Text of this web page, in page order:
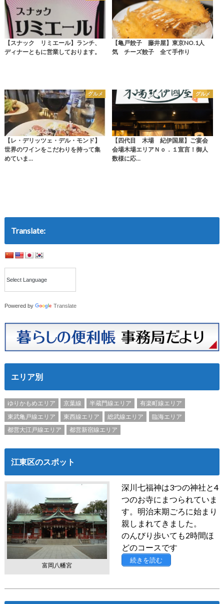
【スナック リミエール】ランチ、
ディナーともに営業しております。
【亀戸餃子 藤井屋】東京NO.1人
気 チーズ餃子 全て手作り
グルメ
【レ・デリッツェ・デル・モンド】
世界のワインをこだわりを持って集
めていま…
グルメ
【四代目 木場 紀伊国屋】ご宴会
会場木場エリアＮｏ．１宣言！御人
数様に応…
Translate:
Powered by Translate
エリア別
ゆりかもめエリア 京葉線 半蔵門線エリア
有楽町線エリア
東武亀戸線エリア
東西線エリア 総武線エリア
臨海エリア
都営大江戸線エリア
都営新宿線エリア
江東区のスポット
富岡八幡宮
深川七福神は3つの神社と4
つのお寺にまつられていま
す。明治末期ごろに始まり
親しまれてきました。
のんびり歩いても2時間ほ
どのコースです
続きを読む